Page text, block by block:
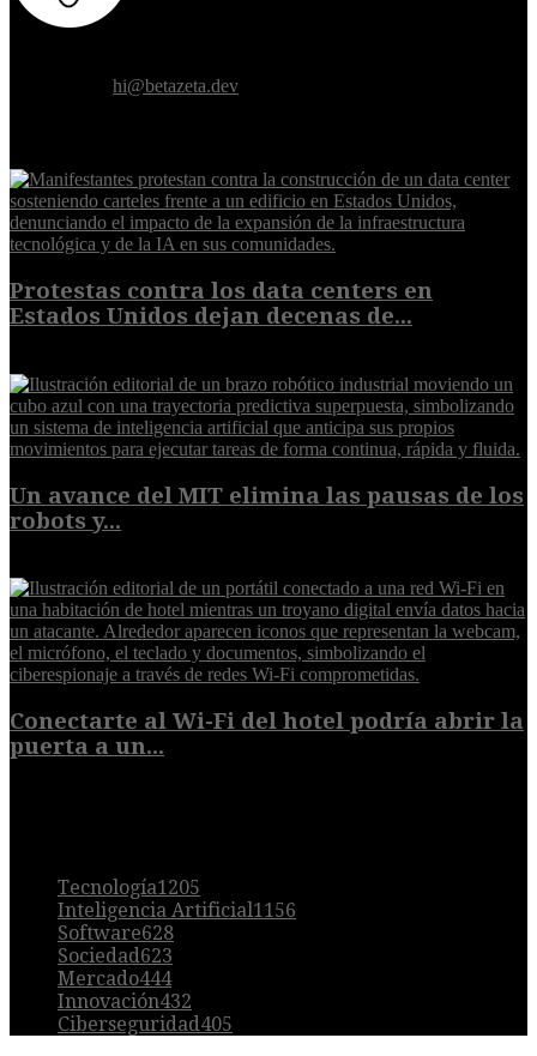
hi@betazeta.dev
Protestas contra los data centers en
Estados Unidos dejan decenas de...
Un avance del MIT elimina las pausas de los
robots y...
Conectarte al Wi-Fi del hotel podría abrir la
puerta a un...
Tecnología1205
Inteligencia Artificial1156
Software628
Sociedad623
Mercado444
Innovación432
Ciberseguridad405